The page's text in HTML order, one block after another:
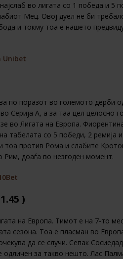
во лигата со 1 победа и 5
Мец. Овој дуел не би
и токму тоа е нашето
Unibet
по поразот во големото дерби
Серија А, а за таа цел целосно го
во Лигата на Европа.
табелата со 5 победи, 2 ремија
тоа против Рома и слабите
доаѓа во незгоден момент.
)
на Европа. Тимот е на 7-то
сезона. Тоа е пласман во
да се случи. Сепак
за такво нешто. Лас